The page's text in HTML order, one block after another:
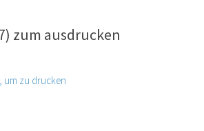
zum ausdrucken
um zu drucken